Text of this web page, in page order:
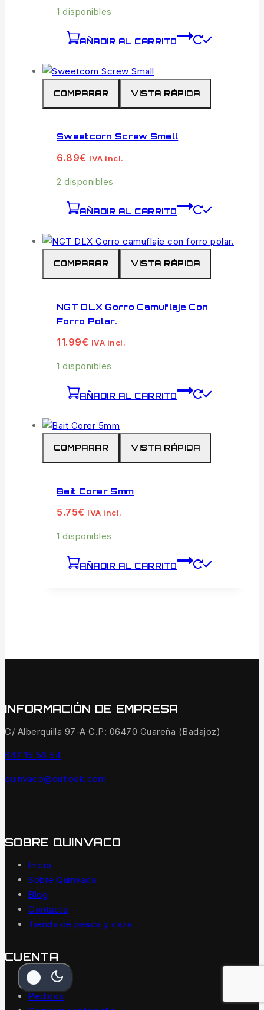
1 disponibles
AÑADIR AL CARRITO
COMPARAR VISTA RÁPIDA
Sweetcorn Screw Small
6.89€ IVA incl.
2 disponibles
AÑADIR AL CARRITO
COMPARAR VISTA RÁPIDA
NGT DLX Gorro Camuflaje Con
Forro Polar.
11.99€ IVA incl.
1 disponibles
AÑADIR AL CARRITO
COMPARAR VISTA RÁPIDA
Bait Corer 5mm
5.75€ IVA incl.
1 disponibles
AÑADIR AL CARRITO
INFORMACIÓN DE EMPRESA
C/ Alberquilla 97-A C.P: 06470 Guareña (Badajoz)
647 15 56 54
quinvaco@outlook.com
SOBRE QUINVACO
Inicio
Sobre Quinvaco
Blog
Contacto
Tienda de pesca y caza
CUENTA
Mi Cuenta
Pedidos